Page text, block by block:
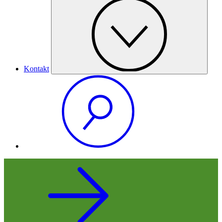
Kontakt